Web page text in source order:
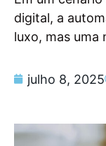
digital, a
luxo, mas uma
julho 8, 2025